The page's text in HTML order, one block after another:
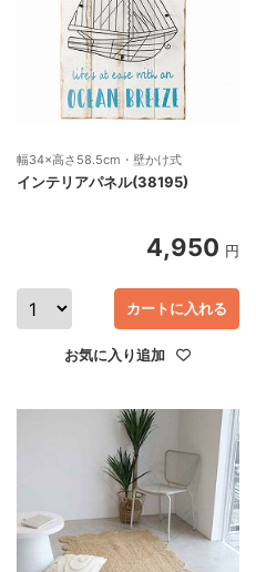
幅34×高さ58.5cm・壁かけ式
インテリアパネル(38195)
4,950 円
カートに入れる
お気に入り追加